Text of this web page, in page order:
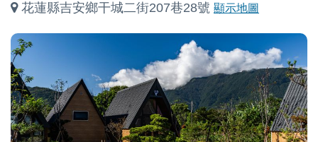
花蓮縣吉安鄉干城二街207巷28號 顯示地圖